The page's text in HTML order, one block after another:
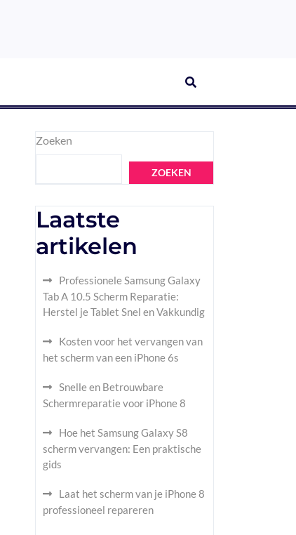
Zoeken
ZOEKEN
Laatste
artikelen
Professionele Samsung Galaxy
Tab A 10.5 Scherm Reparatie:
Herstel je Tablet Snel en Vakkundig
Kosten voor het vervangen van
het scherm van een iPhone 6s
Snelle en Betrouwbare
Schermreparatie voor iPhone 8
Hoe het Samsung Galaxy S8
scherm vervangen: Een praktische
gids
Laat het scherm van je iPhone 8
professioneel repareren